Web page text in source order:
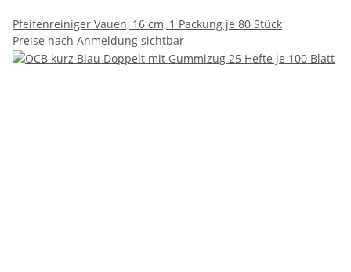
Pfeifenreiniger Vauen, 16 cm, 1 Packung je 80 Stück
Preise nach Anmeldung sichtbar